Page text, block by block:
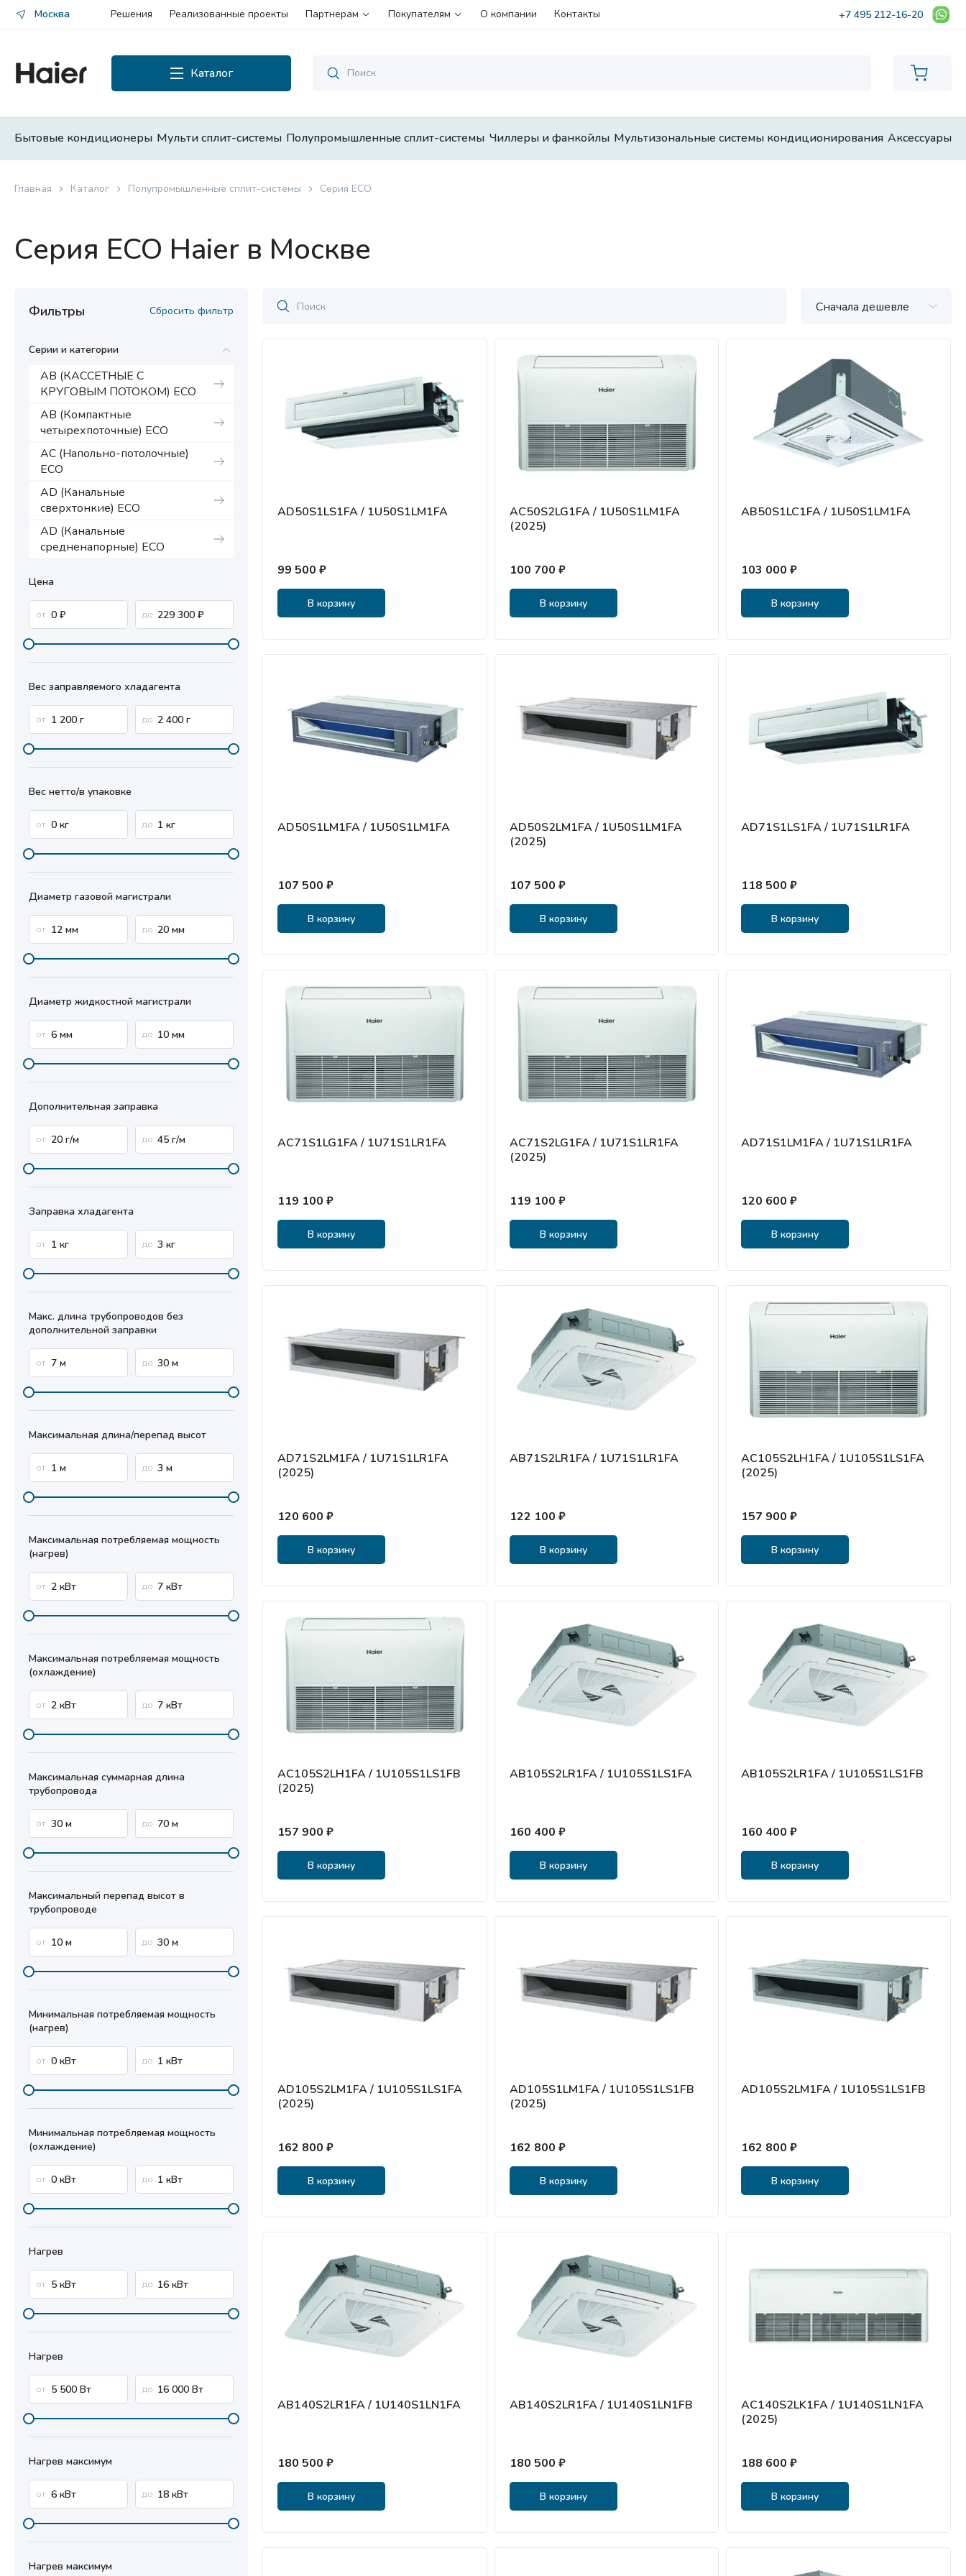
Москва Решения Реализованные проекты Партнерам Покупателям О компании Контакты +7 495 212-16-20
Каталог
Бытовые кондиционеры Мульти сплит-системы Полупромышленные сплит-системы Чиллеры и фанкойлы Мультизональные системы кондиционирования Аксессуары
Каталог Смотреть все
Полупромышленные сплит-
системы
кондиционирования
Аксессуары
Главная Каталог Полупромышленные сплит-системы Серия ECO
Серия ECO Haier в Москве
Фильтры Сбросить фильтр
Серии и категории
АB (КАССЕТНЫЕ С
КРУГОВЫМ ПОТОКОМ) ECO
AB (Компактные
четырехпоточные) ECO
AC (Напольно-потолочные)
ECO
AD (Канальные
сверхтонкие) ECO
AD (Канальные
средненапорные) ECO
Цена
Вес заправляемого хладагента
Вес нетто/в упаковке
Диаметр газовой магистрали
Диаметр жидкостной магистрали
Дополнительная заправка
Заправка хладагента
Макс. длина трубопроводов без
дополнительной заправки
Максимальная длина/перепад высот
Максимальная потребляемая мощность
(нагрев)
Максимальная потребляемая мощность
(охлаждение)
Максимальная суммарная длина
трубопровода
Максимальный перепад высот в
трубопроводе
Минимальная потребляемая мощность
(нагрев)
Минимальная потребляемая мощность
(охлаждение)
Нагрев
Нагрев
Нагрев максимум
Нагрев максимум
Сначала дешевле
AD50S1LS1FA / 1U50S1LM1FA
99 500 ₽
В корзину
AC50S2LG1FA / 1U50S1LM1FA
(2025)
100 700 ₽
В корзину
AB50S1LC1FA / 1U50S1LM1FA
103 000 ₽
В корзину
AD50S1LM1FA / 1U50S1LM1FA
107 500 ₽
В корзину
AD50S2LM1FA / 1U50S1LM1FA
(2025)
107 500 ₽
В корзину
AD71S1LS1FA / 1U71S1LR1FA
118 500 ₽
В корзину
AC71S1LG1FA / 1U71S1LR1FA
119 100 ₽
В корзину
AC71S2LG1FA / 1U71S1LR1FA
(2025)
119 100 ₽
В корзину
AD71S1LM1FA / 1U71S1LR1FA
120 600 ₽
В корзину
AD71S2LM1FA / 1U71S1LR1FA
(2025)
120 600 ₽
В корзину
AB71S2LR1FA / 1U71S1LR1FA
122 100 ₽
В корзину
AC105S2LH1FA / 1U105S1LS1FA
(2025)
157 900 ₽
В корзину
AC105S2LH1FA / 1U105S1LS1FB
(2025)
157 900 ₽
В корзину
AB105S2LR1FA / 1U105S1LS1FA
160 400 ₽
В корзину
AB105S2LR1FA / 1U105S1LS1FB
160 400 ₽
В корзину
AD105S2LM1FA / 1U105S1LS1FA
(2025)
162 800 ₽
В корзину
AD105S1LM1FA / 1U105S1LS1FB
(2025)
162 800 ₽
В корзину
AD105S2LM1FA / 1U105S1LS1FB
162 800 ₽
В корзину
AB140S2LR1FA / 1U140S1LN1FA
180 500 ₽
В корзину
AB140S2LR1FA / 1U140S1LN1FB
180 500 ₽
В корзину
AC140S2LK1FA / 1U140S1LN1FA
(2025)
188 600 ₽
В корзину